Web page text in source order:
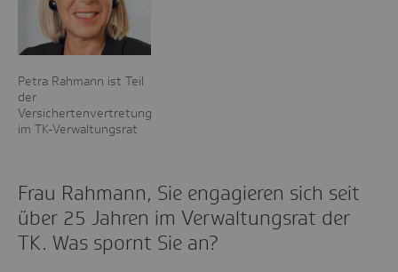
Petra Rahmann ist Teil
der
Versichertenvertretung
im TK-Verwaltungsrat
Frau Rahmann, Sie engagieren sich seit
über 25 Jahren im Verwaltungsrat der
TK. Was spornt Sie an?